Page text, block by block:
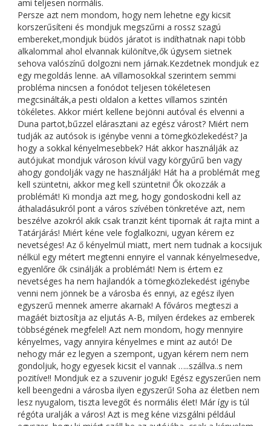
ami teljesen normális.
Persze azt nem mondom, hogy nem lehetne egy kicsit
korszerűsíteni és mondjuk megszűrni a rossz szagú
embereket,mondjuk büdös járatot is indíthatnak napi több
alkalommal ahol elvannak különítve,ők úgysem sietnek
sehova valószínű dolgozni nem járnak.Kezdetnek mondjuk ez
egy megoldás lenne. aA villamosokkal szerintem semmi
probléma nincsen a fonódot teljesen tökéletesen
megcsinálták,a pesti oldalon a kettes villamos szintén
tökéletes. Akkor miért kellene bejönni autóval és elvenni a
Duna partot,bűzzel elárasztani az egész várost? Miért nem
tudják az autósok is igénybe venni a tömegközlekedést? Ja
hogy a sokkal kényelmesebbek? Hát akkor használják az
autójukat mondjuk városon kívül vagy körgyűrű ben vagy
ahogy gondolják vagy ne használják! Hát ha a problémát meg
kell szüntetni, akkor meg kell szüntetni! Ők okozzák a
problémát! Ki mondja azt meg, hogy gondoskodni kell az
áthaladásukról pont a város szívében tönkretéve azt, nem
beszélve azokról akik csak tranzit ként tipornak át rajta mint a
Tatárjárás! Miért kéne vele foglalkozni, ugyan kérem ez
nevetséges! Az ő kényelmül miatt, mert nem tudnak a kocsijuk
nélkül egy métert megtenni ennyire el vannak kényelmesedve,
egyenlőre ők csinálják a problémát! Nem is értem ez
nevetséges ha nem hajlandók a tömegközlekedést igénybe
venni nem jönnek be a városba és ennyi, az egész ilyen
egyszerű mennek amerre akarnak! A főváros megteszi a
magáét biztosítja az eljutás A-B, milyen érdekes az emberek
többségének megfelel! Azt nem mondom, hogy mennyire
kényelmes, vagy annyira kényelmes e mint az autó! De
nehogy már ez legyen a szempont, ugyan kérem nem nem
gondoljuk, hogy egyesek kicsit el vannak …..szállva..s nem
pozitíve!! Mondjuk ez a szuvenir joguk! Egész egyszerűen nem
kell beengedni a városba ilyen egyszerű! Soha az életben nem
lesz nyugalom, tiszta levegőt és normális élet! Már így is túl
régóta uralják a város! Azt is meg kéne vizsgálni például